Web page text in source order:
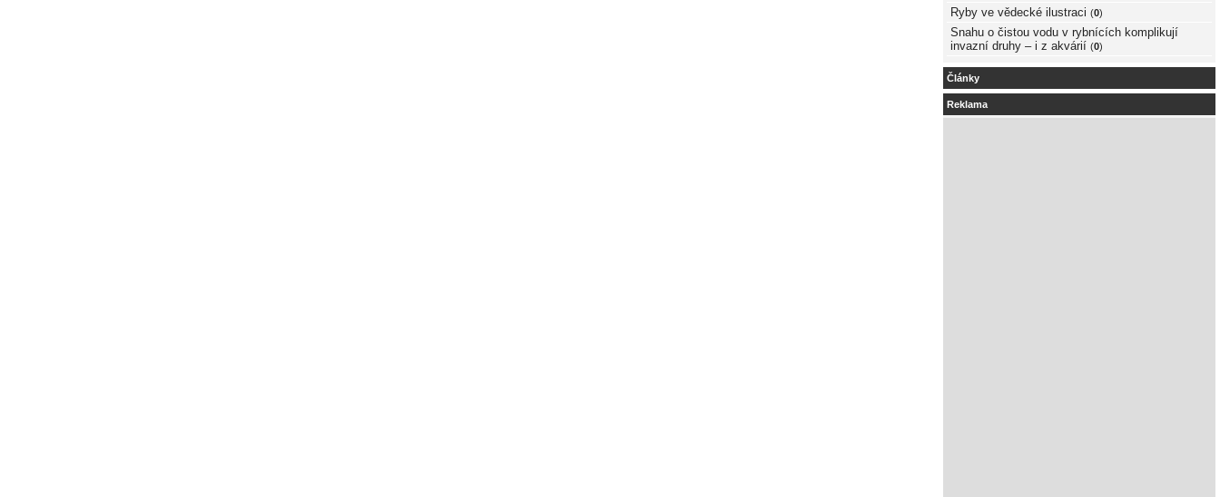
Ryby ve vědecké ilustraci (0)
Snahu o čistou vodu v rybnících komplikují
invazní druhy – i z akvárií (0)
Články
Reklama